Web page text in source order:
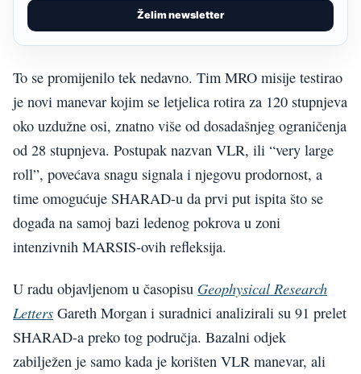
Želim newsletter
To se promijenilo tek nedavno. Tim MRO misije testirao
je novi manevar kojim se letjelica rotira za 120 stupnjeva
oko uzdužne osi, znatno više od dosadašnjeg ograničenja
od 28 stupnjeva. Postupak nazvan VLR, ili “very large
roll”, povećava snagu signala i njegovu prodornost, a
time omogućuje SHARAD-u da prvi put ispita što se
događa na samoj bazi ledenog pokrova u zoni
intenzivnih MARSIS-ovih refleksija.
U radu objavljenom u časopisu Geophysical Research
Letters Gareth Morgan i suradnici analizirali su 91 prelet
SHARAD-a preko tog područja. Bazalni odjek
zabilježen je samo kada je korišten VLR manevar, ali